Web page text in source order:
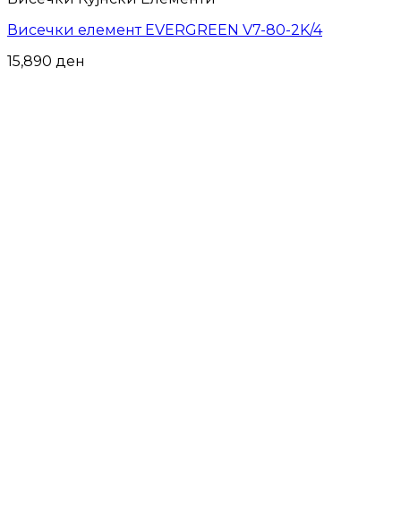
Висечки елемент EVERGREEN V7-80-2K/4
15,890 ден